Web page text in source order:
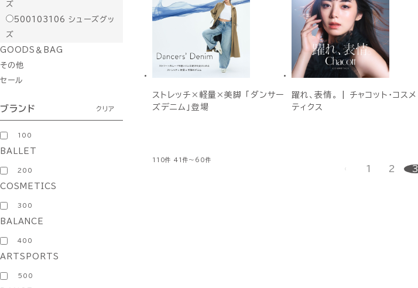
ズ
500103106 シューズグッ
ズ
GOODS＆BAG
その他
セール
ブランド クリア
100
BALLET
200
COSMETICS
300
BALANCE
400
ARTSPORTS
500
ストレッチ×軽量×美脚 「ダンサー
ズデニム」登場
躍れ、表情。 | チャコット・コスメ
ティクス
110件 41件～60件
1 2 3